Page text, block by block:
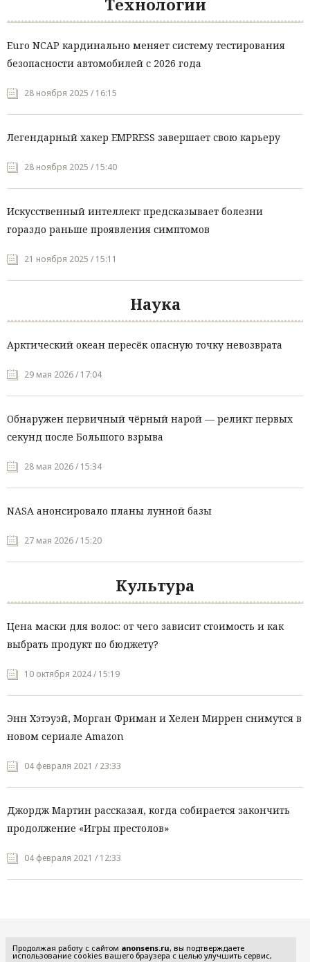
Технологии
Euro NCAP кардинально меняет систему тестирования
безопасности автомобилей с 2026 года
28 ноября 2025 / 16:15
Легендарный хакер EMPRESS завершает свою карьеру
28 ноября 2025 / 15:40
Искусственный интеллект предсказывает болезни
гораздо раньше проявления симптомов
21 ноября 2025 / 15:11
Наука
Арктический океан пересёк опасную точку невозврата
29 мая 2026 / 17:04
Обнаружен первичный чёрный нарой — реликт первых
секунд после Большого взрыва
28 мая 2026 / 15:34
NASA анонсировало планы лунной базы
27 мая 2026 / 15:20
Культура
Цена маски для волос: от чего зависит стоимость и как
выбрать продукт по бюджету?
10 октября 2024 / 15:19
Энн Хэтэуэй, Морган Фриман и Хелен Миррен снимутся в
новом сериале Amazon
04 февраля 2021 / 23:33
Джордж Мартин рассказал, когда собирается закончить
продолжение «Игры престолов»
04 февраля 2021 / 12:33
Продолжая работу с сайтом anonsens.ru, вы подтверждаете
использование cookies вашего браузера с целью улучшить сервис,